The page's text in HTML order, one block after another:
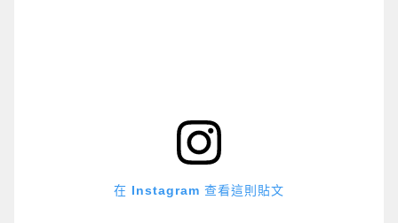
在 Instagram 查看這則貼文